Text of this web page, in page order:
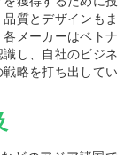
質とデザインもま
メーカーはベトナ
し、自社のビジネ
略を打ち出してい